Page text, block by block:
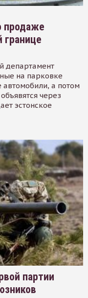
продаже
границе
департамент
на парковке
а потом
через
эстонское
партии